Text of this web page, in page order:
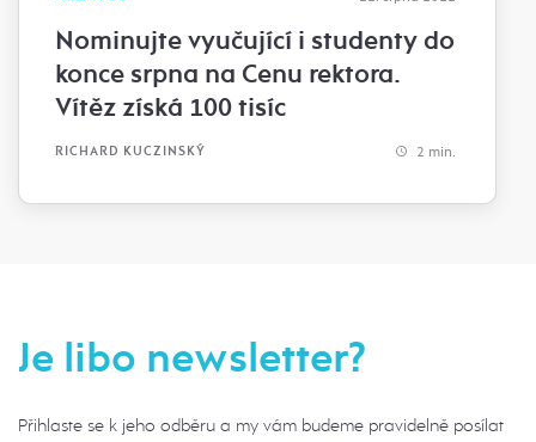
Nominujte vyučující i studenty do
konce srpna na Cenu rektora.
Vítěz získá 100 tisíc
RICHARD KUCZINSKÝ 2 min.
Je libo newsletter?
Přihlaste se k jeho odběru a my vám budeme pravidelně posílat